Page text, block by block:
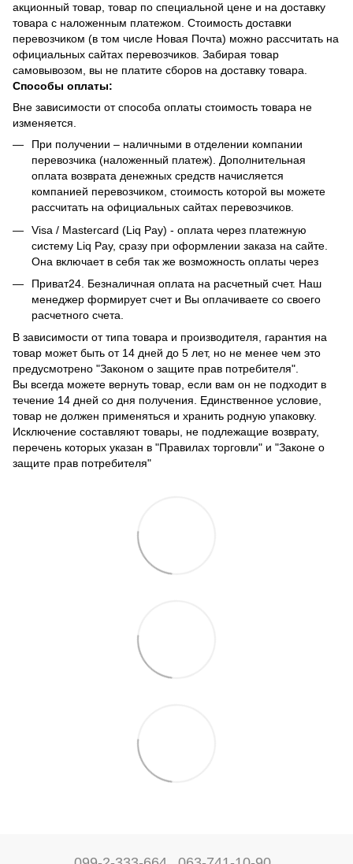
акционный товар, товар по специальной цене и на доставку
товара с наложенным платежом. Стоимость доставки
перевозчиком (в том числе Новая Почта) можно рассчитать на
официальных сайтах перевозчиков. Забирая товар
самовывозом, вы не платите сборов на доставку товара.
Способы оплаты:
Вне зависимости от способа оплаты стоимость товара не
изменяется.
При получении – наличными в отделении компании
перевозчика (наложенный платеж). Дополнительная
оплата возврата денежных средств начисляется
компанией перевозчиком, стоимость которой вы можете
рассчитать на официальных сайтах перевозчиков.
Visa / Mastercard (Liq Pay) - оплата через платежную
систему Liq Pay, сразу при оформлении заказа на сайте.
Она включает в себя так же возможность оплаты через
Приват24. Безналичная оплата на расчетный счет. Наш
менеджер формирует счет и Вы оплачиваете со своего
расчетного счета.
В зависимости от типа товара и производителя, гарантия на
товар может быть от 14 дней до 5 лет, но не менее чем это
предусмотрено "Законом о защите прав потребителя".
Вы всегда можете вернуть товар, если вам он не подходит в
течение 14 дней со дня получения. Единственное условие,
товар не должен применяться и хранить родную упаковку.
Исключение составляют товары, не подлежащие возврату,
перечень которых указан в "Правилах торговли" и "Законе о
защите прав потребителя"